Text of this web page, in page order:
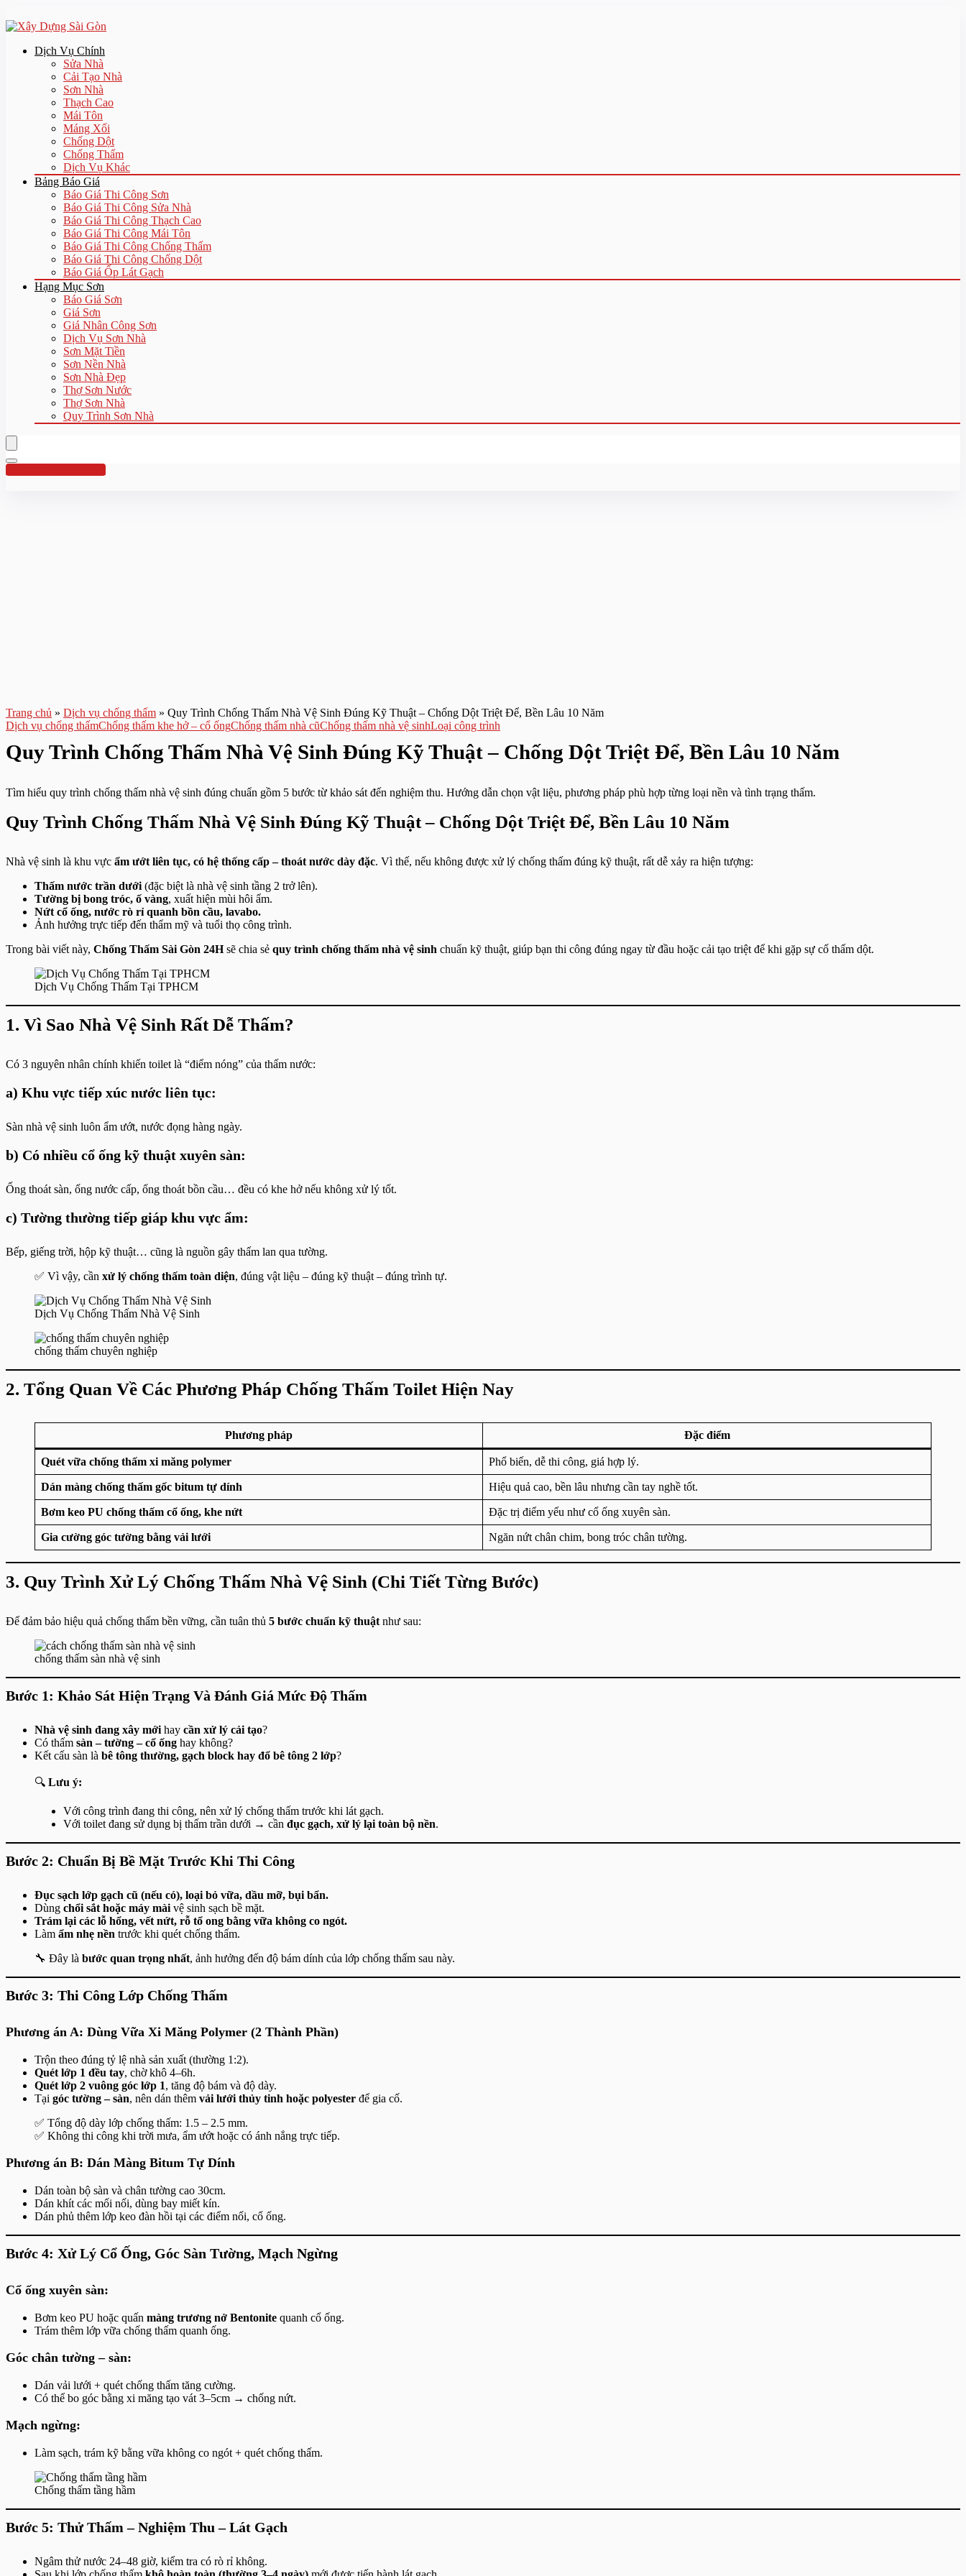
Dịch Vụ Chính
Sửa Nhà
Cải Tạo Nhà
Sơn Nhà
Thạch Cao
Mái Tôn
Máng Xối
Chống Dột
Chống Thấm
Dịch Vụ Khác
Bảng Báo Giá
Báo Giá Thi Công Sơn
Báo Giá Thi Công Sửa Nhà
Báo Giá Thi Công Thạch Cao
Báo Giá Thi Công Mái Tôn
Báo Giá Thi Công Chống Thấm
Báo Giá Thi Công Chống Dột
Báo Giá Ốp Lát Gạch
Hạng Mục Sơn
Báo Giá Sơn
Giá Sơn
Giá Nhân Công Sơn
Dịch Vụ Sơn Nhà
Sơn Mặt Tiền
Sơn Nền Nhà
Sơn Nhà Đẹp
Thợ Sơn Nước
Thợ Sơn Nhà
Quy Trình Sơn Nhà
Hotline:0961 894 472
Trang chủ » Dịch vụ chống thấm » Quy Trình Chống Thấm Nhà Vệ Sinh Đúng Kỹ Thuật – Chống Dột Triệt Để, Bền Lâu 10 Năm
Dịch vụ chống thấmChống thấm khe hở – cổ ốngChống thấm nhà cũChống thấm nhà vệ sinhLoại công trình
Quy Trình Chống Thấm Nhà Vệ Sinh Đúng Kỹ Thuật – Chống Dột Triệt Để, Bền Lâu 10 Năm
Tìm hiểu quy trình chống thấm nhà vệ sinh đúng chuẩn gồm 5 bước từ khảo sát đến nghiệm thu. Hướng dẫn chọn vật liệu, phương pháp phù hợp từng loại nền và tình trạng thấm.
Quy Trình Chống Thấm Nhà Vệ Sinh Đúng Kỹ Thuật – Chống Dột Triệt Để, Bền Lâu 10 Năm
Nhà vệ sinh là khu vực ẩm ướt liên tục, có hệ thống cấp – thoát nước dày đặc. Vì thế, nếu không được xử lý chống thấm đúng kỹ thuật, rất dễ xảy ra hiện tượng:
Thấm nước trần dưới (đặc biệt là nhà vệ sinh tầng 2 trở lên).
Tường bị bong tróc, ố vàng, xuất hiện mùi hôi ẩm.
Nứt cổ ống, nước rò rỉ quanh bồn cầu, lavabo.
Ảnh hưởng trực tiếp đến thẩm mỹ và tuổi thọ công trình.
Trong bài viết này, Chống Thấm Sài Gòn 24Hsẽ chia sẻ quy trình chống thấm nhà vệ sinh chuẩn kỹ thuật, giúp bạn thi công đúng ngay từ đầu hoặc cải tạo triệt để khi gặp sự cố thấm dột.
Dịch Vụ Chống Thấm Tại TPHCM
1. Vì Sao Nhà Vệ Sinh Rất Dễ Thấm?
Có 3 nguyên nhân chính khiến toilet là “điểm nóng” của thấm nước:
a) Khu vực tiếp xúc nước liên tục:
Sàn nhà vệ sinh luôn ẩm ướt, nước đọng hàng ngày.
b) Có nhiều cổ ống kỹ thuật xuyên sàn:
Ống thoát sàn, ống nước cấp, ống thoát bồn cầu… đều có khe hở nếu không xử lý tốt.
c) Tường thường tiếp giáp khu vực ẩm:
Bếp, giếng trời, hộp kỹ thuật… cũng là nguồn gây thấm lan qua tường.
✅ Vì vậy, cần xử lý chống thấm toàn diện, đúng vật liệu – đúng kỹ thuật – đúng trình tự.
Dịch Vụ Chống Thấm Nhà Vệ Sinh
chống thấm chuyên nghiệp
2. Tổng Quan Về Các Phương Pháp Chống Thấm Toilet Hiện Nay
Phương pháp Đặc điểm
Quét vữa chống thấm xi măng polymer Phổ biến, dễ thi công, giá hợp lý.
Dán màng chống thấm gốc bitum tự dính Hiệu quả cao, bền lâu nhưng cần tay nghề tốt.
Bơm keo PU chống thấm cổ ống, khe nứt Đặc trị điểm yếu như cổ ống xuyên sàn.
Gia cường góc tường bằng vải lưới Ngăn nứt chân chim, bong tróc chân tường.
3. Quy Trình Xử Lý Chống Thấm Nhà Vệ Sinh (Chi Tiết Từng Bước)
Để đảm bảo hiệu quả chống thấm bền vững, cần tuân thủ 5 bước chuẩn kỹ thuật như sau:
chống thấm sàn nhà vệ sinh
Bước 1: Khảo Sát Hiện Trạng Và Đánh Giá Mức Độ Thấm
Nhà vệ sinh đang xây mới hay cần xử lý cải tạo?
Có thấm sàn – tường – cổ ống hay không?
Kết cấu sàn là bê tông thường, gạch block hay đổ bê tông 2 lớp?
🔍 Lưu ý:
Với công trình đang thi công, nên xử lý chống thấm trước khi lát gạch.
Với toilet đang sử dụng bị thấm trần dưới → cần đục gạch, xử lý lại toàn bộ nền.
Bước 2: Chuẩn Bị Bề Mặt Trước Khi Thi Công
Đục sạch lớp gạch cũ (nếu có), loại bỏ vữa, dầu mỡ, bụi bẩn.
Dùng chổi sắt hoặc máy mài vệ sinh sạch bề mặt.
Trám lại các lỗ hổng, vết nứt, rỗ tổ ong bằng vữa không co ngót.
Làm ẩm nhẹ nền trước khi quét chống thấm.
🔧 Đây là bước quan trọng nhất, ảnh hưởng đến độ bám dính của lớp chống thấm sau này.
Bước 3: Thi Công Lớp Chống Thấm
Phương án A: Dùng Vữa Xi Măng Polymer (2 Thành Phần)
Trộn theo đúng tỷ lệ nhà sản xuất (thường 1:2).
Quét lớp 1 đều tay, chờ khô 4–6h.
Quét lớp 2 vuông góc lớp 1, tăng độ bám và độ dày.
Tại góc tường – sàn, nên dán thêm vải lưới thủy tinh hoặc polyester để gia cố.
✅ Tổng độ dày lớp chống thấm: 1.5 – 2.5 mm.
✅ Không thi công khi trời mưa, ẩm ướt hoặc có ánh nắng trực tiếp.
Phương án B: Dán Màng Bitum Tự Dính
Dán toàn bộ sàn và chân tường cao 30cm.
Dán khít các mối nối, dùng bay miết kín.
Dán phủ thêm lớp keo đàn hồi tại các điểm nối, cổ ống.
Bước 4: Xử Lý Cổ Ống, Góc Sàn Tường, Mạch Ngừng
Cổ ống xuyên sàn:
Bơm keo PU hoặc quấn màng trương nở Bentonite quanh cổ ống.
Trám thêm lớp vữa chống thấm quanh ống.
Góc chân tường – sàn:
Dán vải lưới + quét chống thấm tăng cường.
Có thể bo góc bằng xi măng tạo vát 3–5cm → chống nứt.
Mạch ngừng:
Làm sạch, trám kỹ bằng vữa không co ngót + quét chống thấm.
Chống thấm tầng hầm
Bước 5: Thử Thấm – Nghiệm Thu – Lát Gạch
Ngâm thử nước 24–48 giờ, kiểm tra có rò rỉ không.